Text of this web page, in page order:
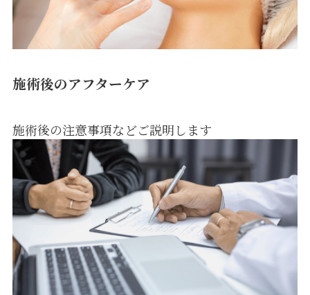
施術後のアフターケア
施術後の注意事項などご説明します